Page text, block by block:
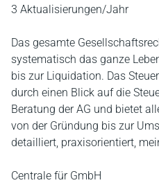
3 Aktualisierungen/Jahr
Das gesamte
systematisch das ganze
bis zur Liquidation. Das
durch einen Blick auf die
Beratung der AG und bietet
von der Gründung bis zur
detailliert, praxisorientiert,
Centrale für GmbH